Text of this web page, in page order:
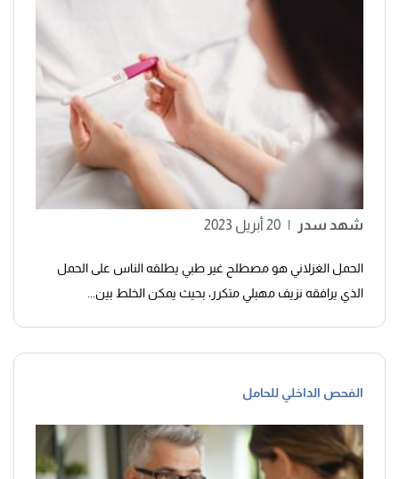
شهد سدر | 20 أبريل 2023
الحمل الغزلاني هو مصطلح غير طبي يطلقه الناس على الحمل
الذي يرافقه نزيف مهبلي متكرر، بحيث يمكن الخلط بين...
الفحص الداخلي للحامل